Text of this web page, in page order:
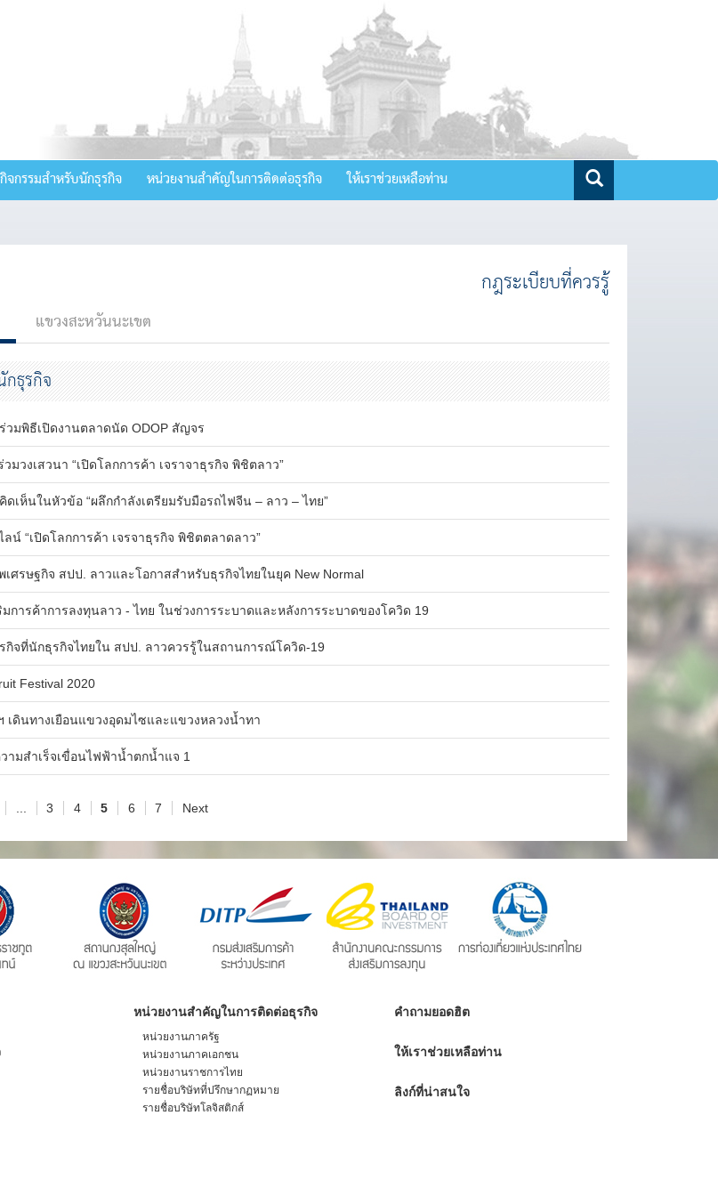
กิจกรรมสำหรับนักธุรกิจ หน่วยงานสำคัญในการติดต่อธุรกิจ ให้เราช่วยเหลือท่าน
กฎระเบียบที่ควรรู้
แขวงสะหวันนะเขต
ธุรกิจ
มพิธีเปิดงานตลาดนัด ODOP สัญจร
วงเสวนา “เปิดโลกการค้า เจราจาธุรกิจ พิชิตลาว”
เห็นในหัวข้อ “ผลึกกำลังเตรียมรับมือรถไฟจีน – ลาว – ไทย”
น์ “เปิดโลกการค้า เจรจาธุรกิจ พิชิตตลาดลาว”
ศรษฐกิจ สปป. ลาวและโอกาสสำหรับธุรกิจไทยในยุค New Normal
การค้าการลงทุนลาว - ไทย ในช่วงการระบาดและหลังการระบาดของโควิด 19
จที่นักธุรกิจไทยใน สปป. ลาวควรรู้ในสถานการณ์โควิด-19
Festival 2020
ดินทางเยือนแขวงอุดมไซและแขวงหลวงน้ำทา
มสำเร็จเขื่อนไฟฟ้าน้ำตกน้ำแจ 1
3 4 5 6 7 Next
หน่วยงานสำคัญในการติดต่อธุรกิจ
หน่วยงานภาครัฐ
หน่วยงานภาคเอกชน
หน่วยงานราชการไทย
รายชื่อบริษัทที่ปรึกษากฏหมาย
รายชื่อบริษัทโลจิสติกส์
คำถามยอดฮิต
ให้เราช่วยเหลือท่าน
ลิงก์ที่น่าสนใจ